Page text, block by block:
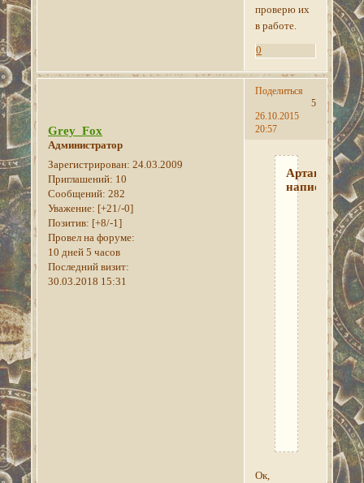
проверю их
в работе.
0
Поделиться
5
26.10.2015
20:57
Grey_Fox
Администратор
Зарегистрирован: 24.03.2009
Приглашений: 10
Сообщений: 282
Уважение: [+21/-0]
Позитив: [+8/-1]
Провел на форуме:
10 дней 5 часов
Последний визит:
30.03.2018 15:31
Артаньян
написал(а):
Это
делал...
Сейчас
Тес
Вики
читы
подсказали.
Завтра
проверю
их
работе.
Ок,